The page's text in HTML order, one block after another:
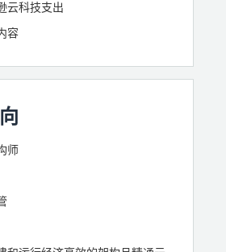
云科技支出
容
师